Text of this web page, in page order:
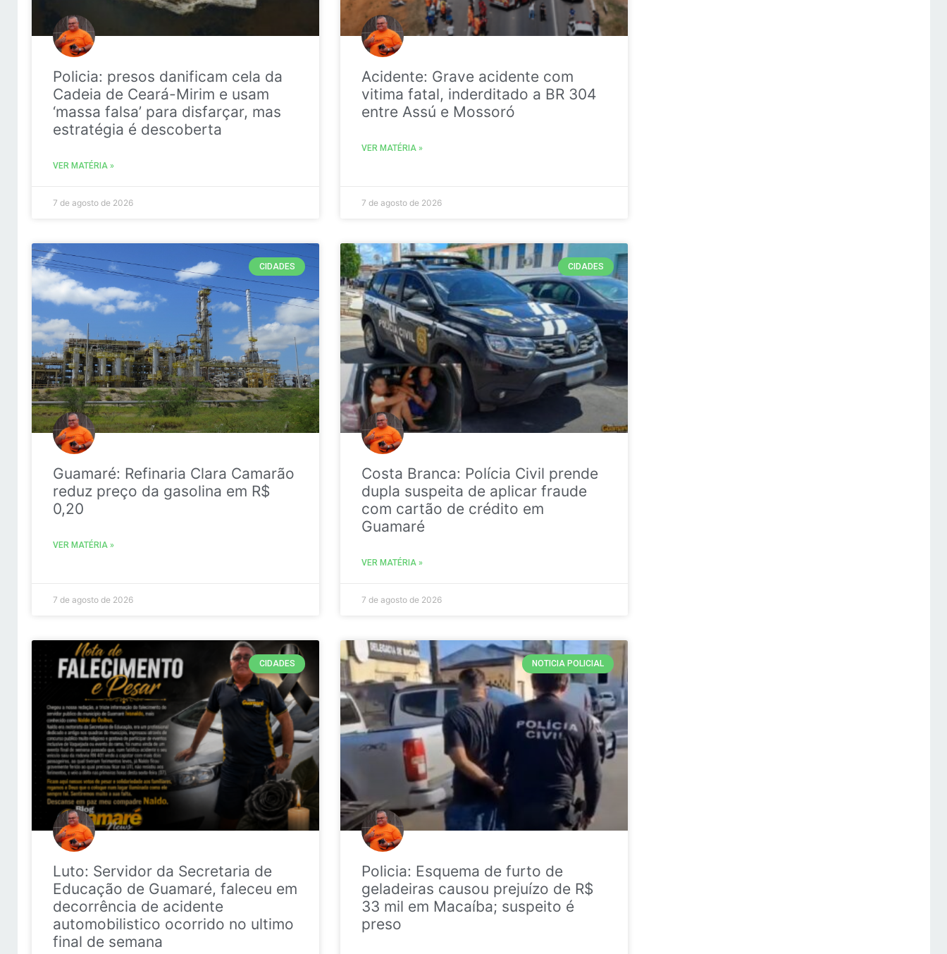
Policia: presos danificam cela da
Cadeia de Ceará-Mirim e usam
‘massa falsa’ para disfarçar, mas
estratégia é descoberta
VER MATÉRIA »
7 de agosto de 2026
Acidente: Grave acidente com
vitima fatal, inderditado a BR 304
entre Assú e Mossoró
VER MATÉRIA »
7 de agosto de 2026
CIDADES
Guamaré: Refinaria Clara Camarão
reduz preço da gasolina em R$
0,20
VER MATÉRIA »
7 de agosto de 2026
CIDADES
Costa Branca: Polícia Civil prende
dupla suspeita de aplicar fraude
com cartão de crédito em
Guamaré
VER MATÉRIA »
7 de agosto de 2026
CIDADES
Luto: Servidor da Secretaria de
Educação de Guamaré, faleceu em
decorrência de acidente
automobilistico ocorrido no ultimo
final de semana
NOTICIA POLICIAL
Policia: Esquema de furto de
geladeiras causou prejuízo de R$
33 mil em Macaíba; suspeito é
preso